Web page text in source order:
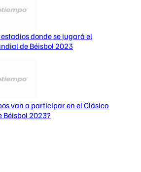
donde se jugará el
de Béisbol 2023
van a participar en el Clásico
Béisbol 2023?